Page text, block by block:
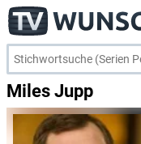
Miles Jupp